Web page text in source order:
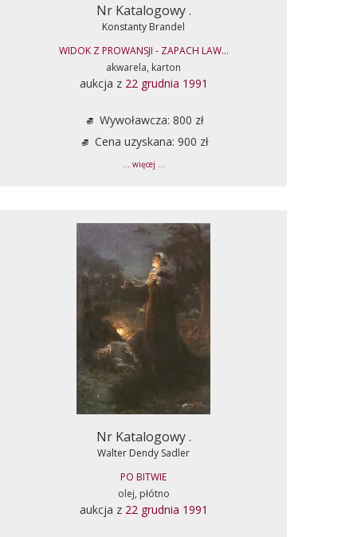
Nr Katalogowy .
Konstanty Brandel
WIDOK Z PROWANSJI - ZAPACH LAW...
akwarela, karton
aukcja z 22 grudnia 1991
Wywoławcza: 800 zł
Cena uzyskana: 900 zł
... więcej ...
Nr Katalogowy .
Walter Dendy Sadler
PO BITWIE
olej, płótno
aukcja z 22 grudnia 1991